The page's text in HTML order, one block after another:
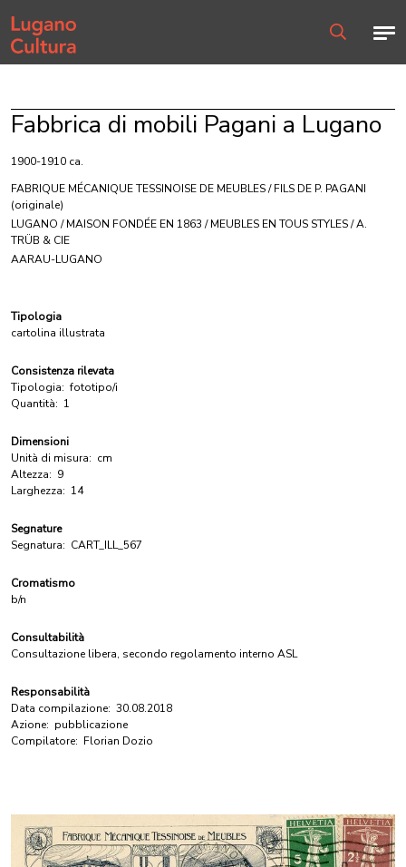
Home page
Fabbrica di mobili Pagani a Lugano
1900-1910 ca.
FABRIQUE MÉCANIQUE TESSINOISE DE MEUBLES / FILS DE P. PAGANI
(originale)
LUGANO / MAISON FONDÉE EN 1863 / MEUBLES EN TOUS STYLES / A.
TRÜB & CIE
AARAU-LUGANO
Tipologia
cartolina illustrata
Consistenza rilevata
Tipologia: fototipo/i
Quantità: 1
Dimensioni
Unità di misura: cm
Altezza: 9
Larghezza: 14
Segnature
Segnatura: CART_ILL_567
Cromatismo
b/n
Consultabilità
Consultazione libera, secondo regolamento interno ASL
Responsabilità
Data compilazione: 30.08.2018
Azione: pubblicazione
Compilatore: Florian Dozio